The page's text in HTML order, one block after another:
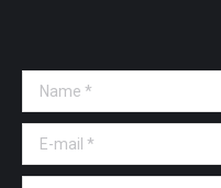
Name *
E-mail *